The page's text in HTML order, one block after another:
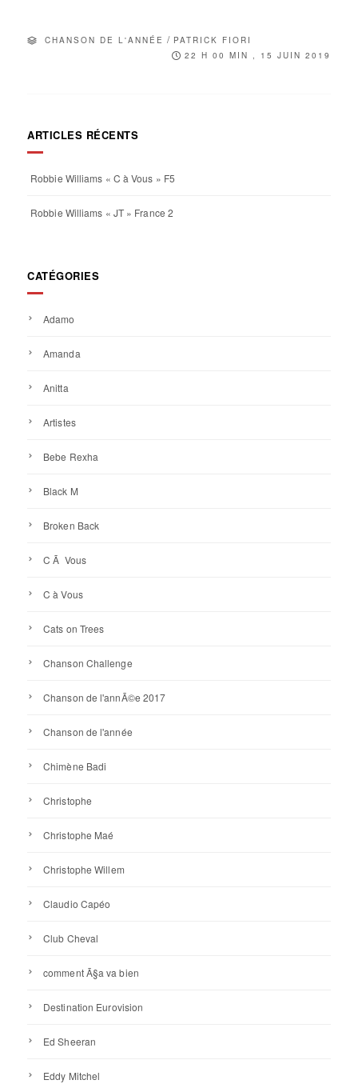
CHANSON DE L'ANNÉE / PATRICK FIORI
22 H 00 MIN , 15 JUIN 2019
ARTICLES RÉCENTS
Robbie Williams « C à Vous » F5
Robbie Williams « JT » France 2
CATÉGORIES
Adamo
Amanda
Anitta
Artistes
Bebe Rexha
Black M
Broken Back
C Ã Vous
C à Vous
Cats on Trees
Chanson Challenge
Chanson de l'annÃ©e 2017
Chanson de l'année
Chimène Badi
Christophe
Christophe Maé
Christophe Willem
Claudio Capéo
Club Cheval
comment Ã§a va bien
Destination Eurovision
Ed Sheeran
Eddy Mitchel